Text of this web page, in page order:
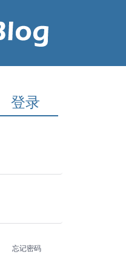
登录
忘记密码